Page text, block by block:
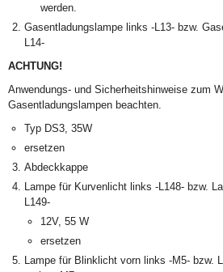
werden.
Gasentladungslampe links -L13- bzw.
L14-
ACHTUNG!
Anwendungs- und Sicherheitshinweise zum
Gasentladungslampen beachten.
Typ DS3, 35W
ersetzen
Abdeckkappe
Lampe für Kurvenlicht links -L148- bzw.
L149-
12V, 55 W
ersetzen
Lampe für Blinklicht vorn links -M5- bzw.